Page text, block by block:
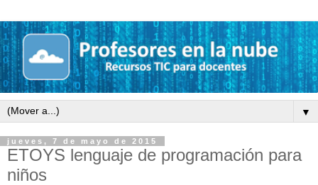
▼
jueves, 7 de mayo de 2015
ETOYS lenguaje de programación para
niños